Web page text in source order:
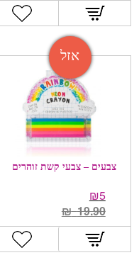
אזל
צבעים – צבעי קשת זוהרים
5
₪
19.90
₪